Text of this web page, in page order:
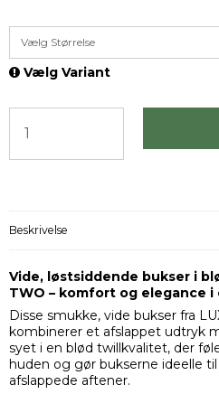
Vælg Størrelse
Vælg Variant
Beskrivelse
Vide, løstsiddende bukser i
TWO – komfort og elegance i
Disse smukke, vide bukser fra
kombinerer et afslappet udtryk
syet i en blød twillkvalitet, der
huden og gør bukserne ideelle
afslappede aftener.